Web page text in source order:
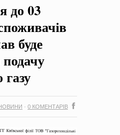
Оголошення про збір ідей
до 03
буде
· 0 КОМЕНТАРІВ